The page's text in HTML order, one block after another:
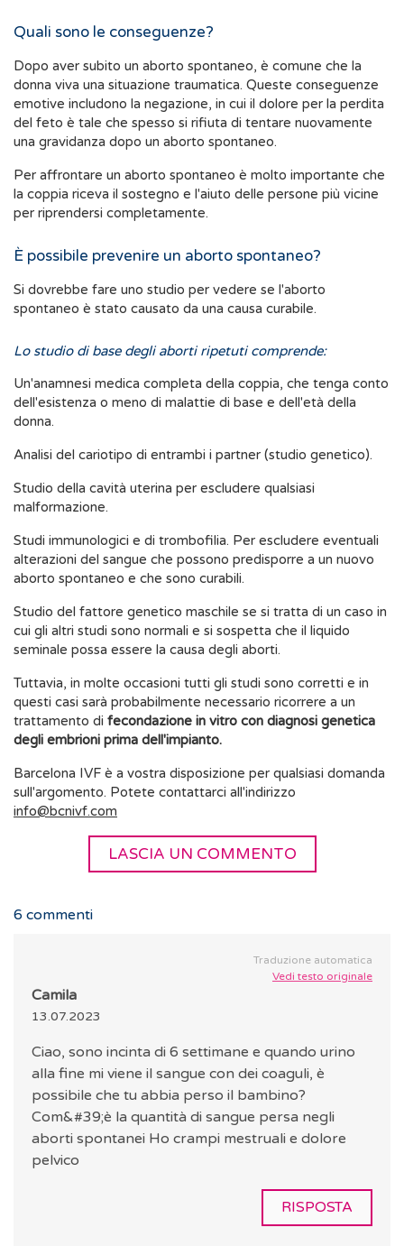
Quali sono le conseguenze?
Dopo aver subito un aborto spontaneo, è comune che la
donna viva una situazione traumatica. Queste conseguenze
emotive includono la negazione, in cui il dolore per la perdita
del feto è tale che spesso si rifiuta di tentare nuovamente
una gravidanza dopo un aborto spontaneo.
Per affrontare un aborto spontaneo è molto importante che
la coppia riceva il sostegno e l'aiuto delle persone più vicine
per riprendersi completamente.
È possibile prevenire un aborto spontaneo?
Si dovrebbe fare uno studio per vedere se l'aborto
spontaneo è stato causato da una causa curabile.
Lo studio di base degli aborti ripetuti comprende:
Un'anamnesi medica completa della coppia, che tenga conto
dell'esistenza o meno di malattie di base e dell'età della
donna.
Analisi del cariotipo di entrambi i partner (studio genetico).
Studio della cavità uterina per escludere qualsiasi
malformazione.
Studi immunologici e di trombofilia. Per escludere eventuali
alterazioni del sangue che possono predisporre a un nuovo
aborto spontaneo e che sono curabili.
Studio del fattore genetico maschile se si tratta di un caso in
cui gli altri studi sono normali e si sospetta che il liquido
seminale possa essere la causa degli aborti.
Tuttavia, in molte occasioni tutti gli studi sono corretti e in
questi casi sarà probabilmente necessario ricorrere a un
trattamento di fecondazione in vitro con diagnosi genetica
degli embrioni prima dell'impianto.
Barcelona IVF è a vostra disposizione per qualsiasi domanda
sull'argomento. Potete contattarci all'indirizzo
info@bcnivf.com
LASCIA UN COMMENTO
6 commenti
Traduzione automatica
Vedi testo originale
Camila
13.07.2023
Ciao, sono incinta di 6 settimane e quando urino
alla fine mi viene il sangue con dei coaguli, è
possibile che tu abbia perso il bambino?
Com&#39;è la quantità di sangue persa negli
aborti spontanei Ho crampi mestruali e dolore
pelvico
RISPOSTA